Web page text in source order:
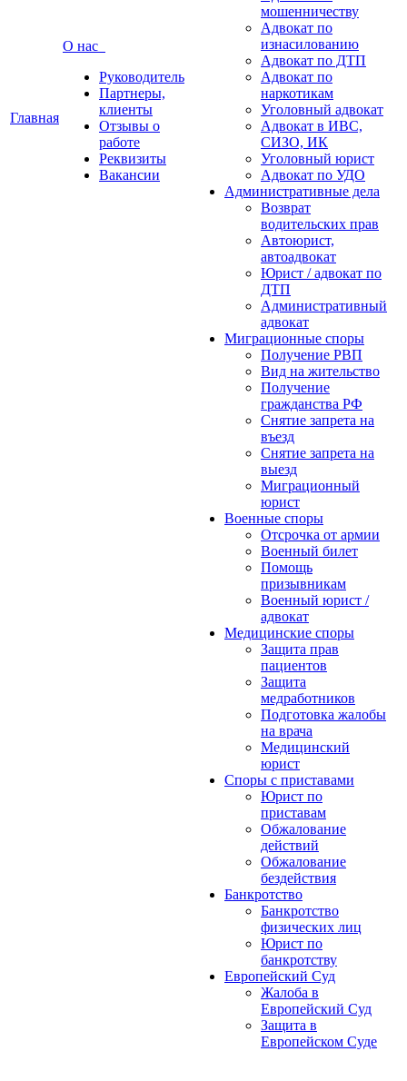
Главная
О нас
Руководитель
Партнеры,
клиенты
Отзывы о
работе
Реквизиты
Вакансии
мошенничеству
Адвокат по
изнасилованию
Адвокат по ДТП
Адвокат по
наркотикам
Уголовный адвокат
Адвокат в ИВС,
СИЗО, ИК
Уголовный юрист
Адвокат по УДО
Административные дела
Возврат
водительских прав
Автоюрист,
автоадвокат
Юрист / адвокат по
ДТП
Административный
адвокат
Миграционные споры
Получение РВП
Вид на жительство
Получение
гражданства РФ
Снятие запрета на
въезд
Снятие запрета на
выезд
Миграционный
юрист
Военные споры
Отсрочка от армии
Военный билет
Помощь
призывникам
Военный юрист /
адвокат
Медицинские споры
Защита прав
пациентов
Защита
медработников
Подготовка жалобы
на врача
Медицинский
юрист
Споры с приставами
Юрист по
приставам
Обжалование
действий
Обжалование
бездействия
Банкротство
Банкротство
физических лиц
Юрист по
банкротству
Европейский Суд
Жалоба в
Европейский Суд
Защита в
Европейском Суде